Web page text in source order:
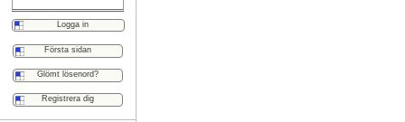
Första sidan
Glömt lösenord?
Registrera dig